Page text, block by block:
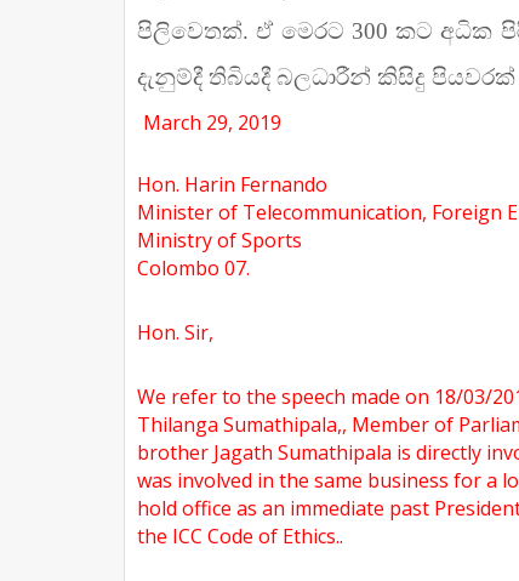
පිලිවෙතක්. ඒ මෙරට 300 කට අධික
දැනුම්දී තිබියදී බලධාරීන් කිසිදු
March 29, 2019
Hon. Harin Fernando
Minister of Telecommunication, Foreign
Ministry of Sports
Colombo 07.
Hon. Sir,
We refer to the speech made on 18/03/
Thilanga Sumathipala,, Member of
brother Jagath Sumathipala is directly
was involved in the same business for a
hold office as an immediate past
the ICC Code of Ethics..